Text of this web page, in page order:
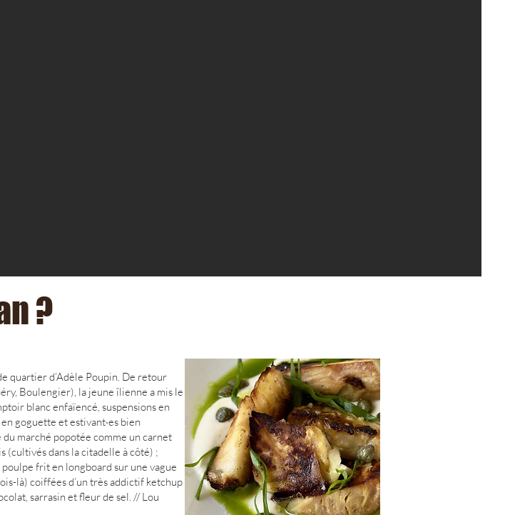
?
quartier d’Adèle Poupin. De retour
Boulengier), la jeune îlienne a mis le
blanc enfaïencé, suspensions en
goguette et estivant·es bien
marché popotée comme un carnet
(cultivés dans la citadelle à côté) ;
frit en longboard sur une vague
là) coiffées d’un très addictif ketchup
sarrasin et fleur de sel. // Lou